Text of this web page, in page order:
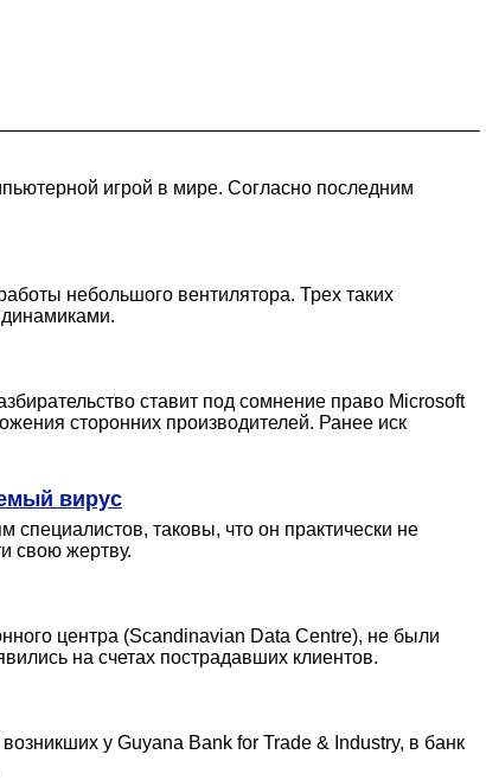
игрой в мире. Согласно последним
небольшого вентилятора. Трех таких
ставит под сомнение право Microsoft
сторонних производителей. Ранее иск
вирус
специалистов, таковы, что он практически не
свою жертву.
центра (Scandinavian Data Centre), не были
на счетах пострадавших клиентов.
у Guyana Bank for Trade & Industry, в банк